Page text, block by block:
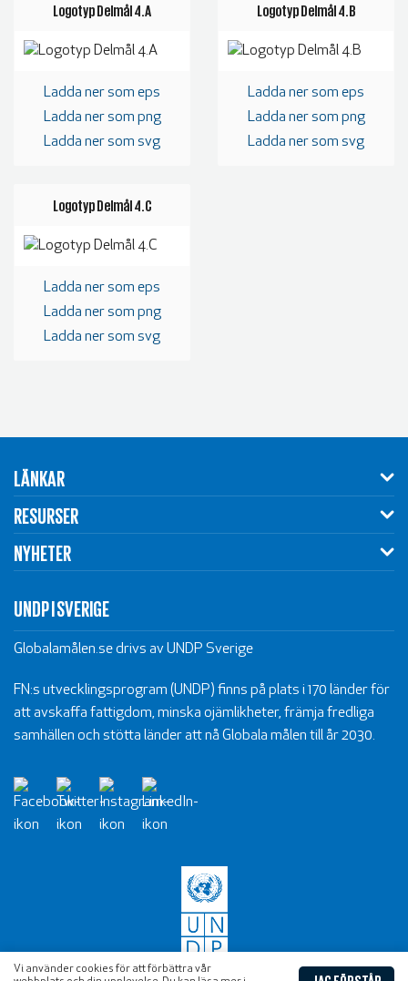
Logotyp Delmål 4.A
Ladda ner som eps
Ladda ner som png
Ladda ner som svg
Logotyp Delmål 4.B
Ladda ner som eps
Ladda ner som png
Ladda ner som svg
Logotyp Delmål 4.C
Ladda ner som eps
Ladda ner som png
Ladda ner som svg
LÄNKAR
RESURSER
NYHETER
UNDP I SVERIGE
Globalamålen.se drivs av UNDP Sverige
FN:s utvecklingsprogram (UNDP) finns på plats i 170 länder för
att avskaffa fattigdom, minska ojämlikheter, främja fredliga
samhällen och stötta länder att nå Globala målen till år 2030.
Vi använder cookies för att förbättra vår